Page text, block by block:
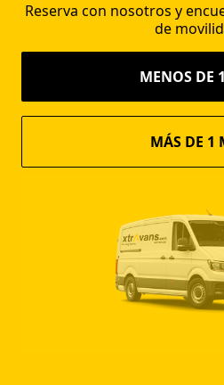
Reserva con nosotros y
de
MENOS DE
MÁS DE 1